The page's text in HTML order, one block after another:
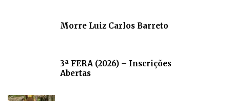
Morre Luiz Carlos Barreto
3ª FERA (2026) – Inscrições
Abertas